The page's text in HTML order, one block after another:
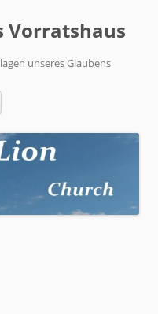
Vorratshaus
unseres Glaubens